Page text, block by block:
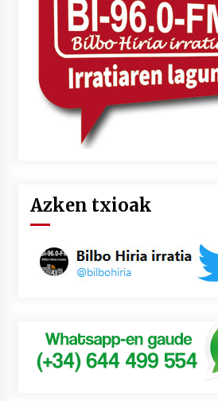
2026/07/03
MUSIBLA #297: Bide,
Tiga, Twisted Teens,
2026/07/02
Azken txioak